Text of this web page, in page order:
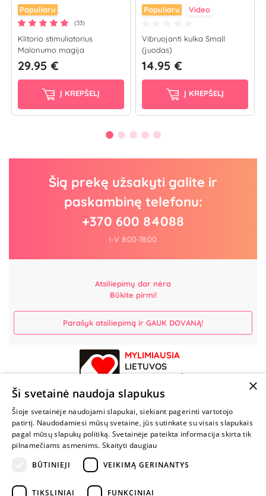
Populiaru
(33)
Klitorio stimuliatorius
Malonumo magija
29.95 €
Į KREPŠELĮ
Populiaru Video
Vibruojanti kulka Small
(juodas)
14.95 €
Į KREPŠELĮ
Šią prekę užsakyti galite ir
paskambinę telefonu:
+370 600 84088
I-V 8:00-18:00
Atsiliepimų dar nėra
Būkite pirmi!
Parašyk atsiliepimą ir GAUK DOVANĄ!
MYLIMIAUSIA
LIETUVOS
PARDUOTUVĖ
NENUSTOK
ŽAISTI
+370 600 84088
info@fantazijos.lt
×
Ši svetainė naudoja slapukus
Šioje svetainėje naudojami slapukai, siekiant pagerinti vartotojo
patirtį. Naudodamiesi mūsų svetaine, jūs sutinkate su visais slapukais
pagal mūsų slapukų politiką. Svetainėje pateikta informacija skirta tik
pilnamečiams asmenims. Skaityti daugiau
BŪTINIEJI
VEIKIMĄ GERINANTYS
TIKSLINIAI FUNKCINIAI